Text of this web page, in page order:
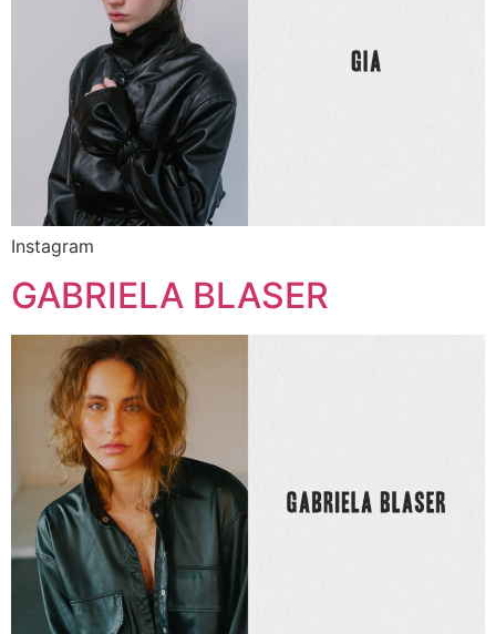
Instagram
GABRIELA BLASER